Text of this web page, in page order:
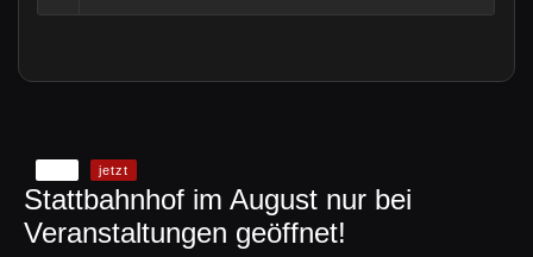
jetzt
Stattbahnhof im August nur bei
Veranstaltungen geöffnet!